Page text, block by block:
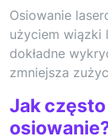
Osiowanie
użyciem wiązki
dokładne
zmniejsza
Jak